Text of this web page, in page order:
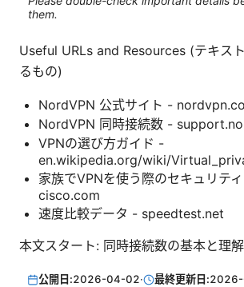
them.
Useful URLs and Resources (テキス
るもの)
NordVPN 公式サイト -
NordVPN 同時接続数 -
VPNの選び方ガイド -
en.wikipedia.org/wiki/
家族でVPNを使う際のセキュリテ
cisco.com
速度比較データ - speedtest.net
本文スタート: 同時接続数の基本と理解
公開日:2026-04-02· 最終更新日: